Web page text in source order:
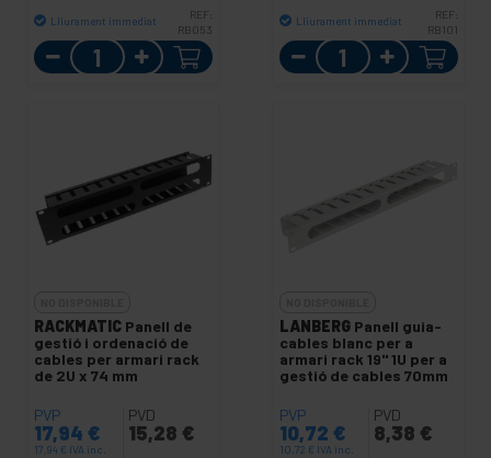
Lliurament immediat
REF:
RB053
Quantitat
Lliurament immediat
REF:
RB101
Quantitat
RACKMATIC Panell de
gestió i ordenació de
cables per armari rack
de 2U x 74 mm
PVP
17,94 €
17,94 € IVA inc.
PVD
15,28 €
LANBERG Panell guia-
cables blanc per a
armari rack 19" 1U per a
gestió de cables 70mm
PVP
10,72 €
10,72 € IVA inc.
PVD
8,38 €